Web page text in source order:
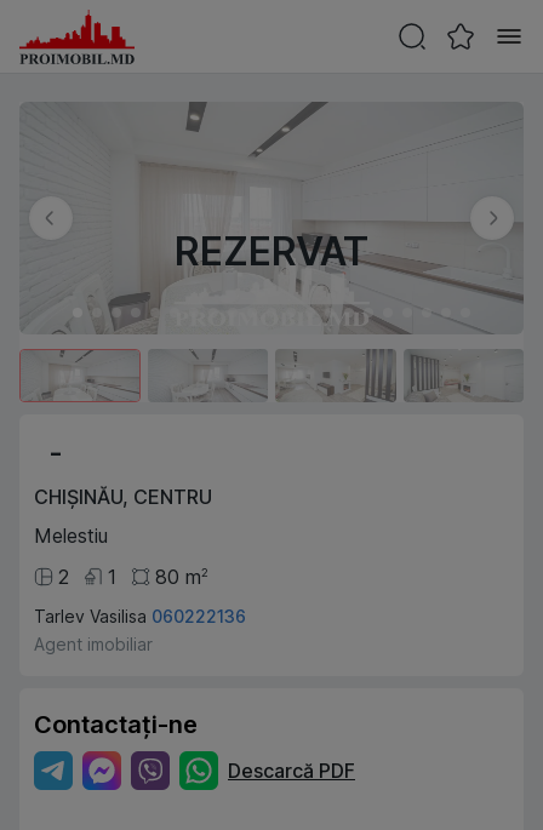
REZERVAT
-
CHIȘINĂU, CENTRU
Melestiu
2
1 80 m2
Tarlev Vasilisa 060222136
Agent imobiliar
Contactați-ne
Descarcă PDF